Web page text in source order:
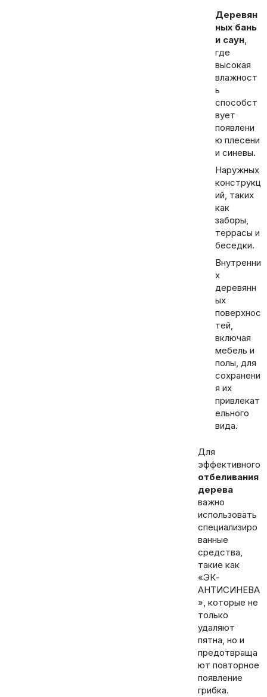
Деревян
ных бань
и саун,
где
высокая
влажност
ь
способст
вует
появлени
ю плесени
и синевы.
Наружных
конструкц
ий, таких
как
заборы,
террасы и
беседки.
Внутренни
х
деревянн
ых
поверхнос
тей,
включая
мебель и
полы, для
сохранени
я их
привлекат
ельного
вида.
Для
эффективного
отбеливания
дерева
важно
использовать
специализиро
ванные
средства,
такие как
«ЭК-
АНТИСИНЕВА
», которые не
только
удаляют
пятна, но и
предотвраща
ют повторное
появление
грибка.